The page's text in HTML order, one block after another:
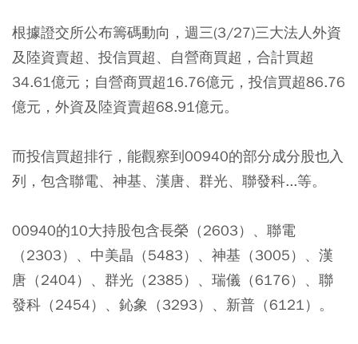
根據證交所公布籌碼動向，週三(3/27)三大法人外資
及陸資賣超、投信買超、自營商買超，合計買超
34.61億元；自營商買超16.76億元，投信買超86.76
億元，外資及陸資賣超68.91億元。
而投信買超排行，能觀察到00940的部分成分股也入
列，包含聯電、神基、漢唐、群光、聯發科...等。
00940的10大持股包含長榮（2603）、聯電
（2303）、中美晶（5483）、神基（3005）、漢
唐（2404）、群光（2385）、瑞儀（6176）、聯
發科（2454）、鈊象（3293）、新普（6121）。